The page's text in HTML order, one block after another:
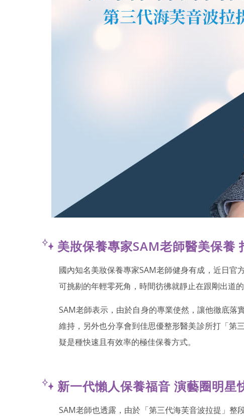
美妝保養專家SAM老師醫美保養
國內知名美妝保養專家SAM老師健身有成，近日官
可挑剔的年輕零死角，時間彷彿就靜止在跟剛出道
SAM老師表示，由於自身的專業使然，讓他徹底落
維持，另外也分享會到佳思優整形醫美診所打「第
疑是種快速且有效率的極佳保養方式。
新一代懶人保養福音 演藝圈明星
SAM老師也透露，由於「第三代海芙音波拉提」整